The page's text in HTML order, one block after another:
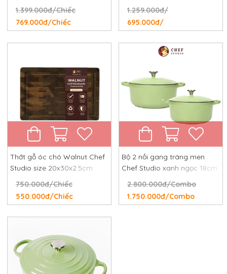
cm, chống dính tự nhiên,
chống rỉ, chống xước
1.399.000đ/Chiếc
769.000đ/Chiếc
đường kính 24 cm
1.259.000đ/
695.000đ/
Thớt gỗ óc chó Walnut Chef
Studio size 20x30x2.5cm
750.000đ/Chiếc
550.000đ/Chiếc
Bộ 2 nồi gang tráng men
Chef Studio xanh ngọc 18cm
2.800.000đ/Combo
1.750.000đ/Combo